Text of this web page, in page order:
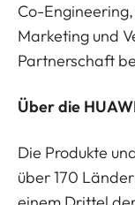
Co-
Marketing und
Partnerschaft
Über die
Die Produkte
über 170